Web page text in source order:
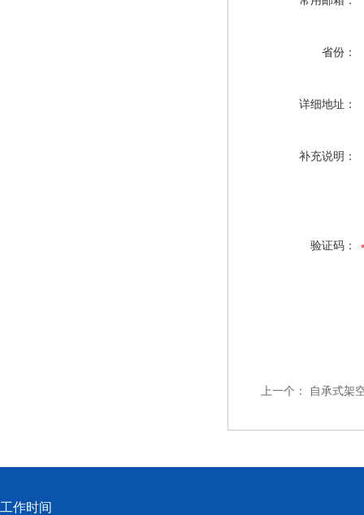
省份：
详细地址：
补充说明：
验证码：
上一个： 自承式架
工作时间